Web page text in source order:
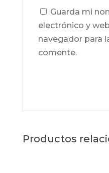
Guarda mi
electrónico y
navegador para
comente.
Productos